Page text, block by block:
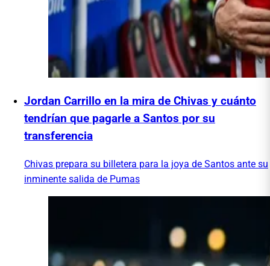
Jordan Carrillo en la mira de Chivas y cuánto
tendrían que pagarle a Santos por su
transferencia
Chivas prepara su billetera para la joya de Santos ante su
inminente salida de Pumas